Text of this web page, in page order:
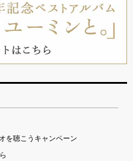
を聴こうキャンペーン